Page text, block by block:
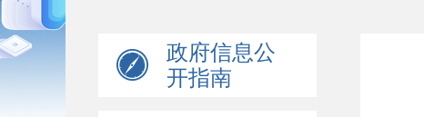
政府信息公
开指南